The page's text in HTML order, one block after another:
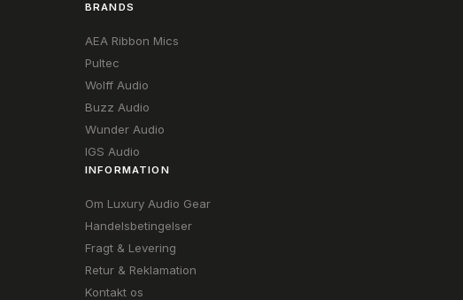
BRANDS
AEA Ribbon Mics
Pultec
Wolff Audio
Buzz Audio
Wunder Audio
IGS Audio
INFORMATION
Om Luxury Audio Gear
Handelsbetingelser
Fragt & Levering
Retur & Reklamation
Kontakt os